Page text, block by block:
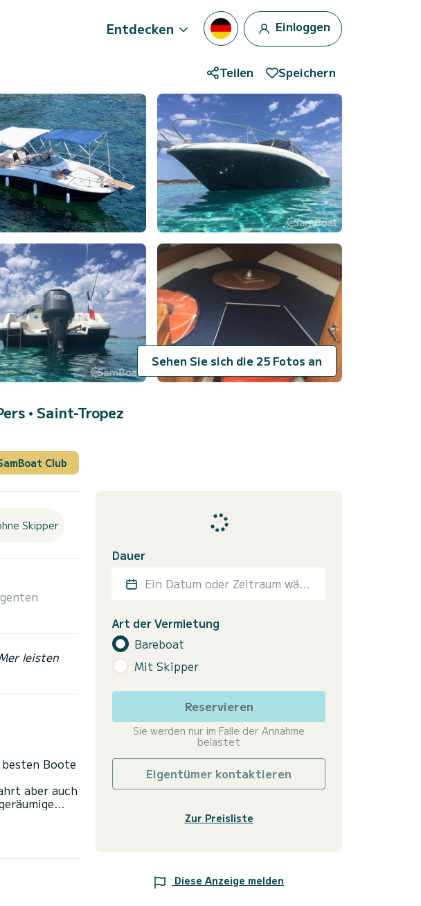
Entdecken Einloggen
Teilen Speichern
Sehen Sie sich die 25 Fotos an
• Saint-Tropez
Club
Skipper
leisten
Boote
aber auch
Dauer
Ein Datum oder Zeitraum wählen
Art der Vermietung
Bareboat
Mit Skipper
Reservieren
Sie werden nur im Falle der Annahme
belastet
Eigentümer kontaktieren
Zur Preisliste
Diese Anzeige melden